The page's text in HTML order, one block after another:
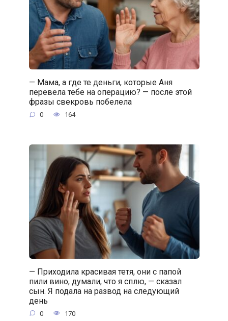
— Мама, а где те деньги, которые Аня
перевела тебе на операцию? — после этой
фразы свекровь побелела
0 164
— Приходила красивая тетя, они с папой
пили вино, думали, что я сплю, — сказал
сын. Я подала на развод на следующий
день
0 170